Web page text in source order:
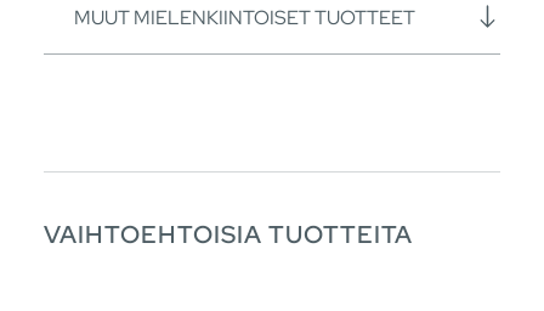
MUUT MIELENKIINTOISET TUOTTEET
VAIHTOEHTOISIA TUOTTEITA